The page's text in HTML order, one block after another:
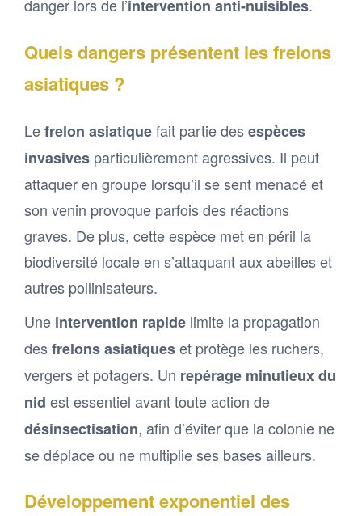
danger lors de l’intervention anti-nuisibles.
Quels dangers présentent les frelons
asiatiques ?
Lefrelon asiatiquefait partie desespèces
invasives particulièrement agressives. Il peut
attaquer en groupe lorsqu’il se sent menacé et
son venin provoque parfois des réactions
graves. De plus, cette espèce met en péril la
biodiversité locale en s’attaquant aux abeilles et
autres pollinisateurs.
Une intervention rapide limite la propagation
desfrelons asiatiqueset protège les ruchers,
vergers et potagers. Un repérage minutieux du
nid est essentiel avant toute action de
désinsectisation, afin d’éviter que la colonie ne
se déplace ou ne multiplie ses bases ailleurs.
Développement exponentiel des